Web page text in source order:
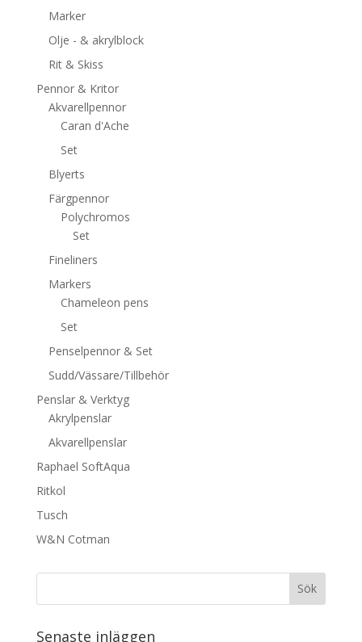
Marker
Olje - & akrylblock
Rit & Skiss
Pennor & Kritor
Akvarellpennor
Caran d'Ache
Set
Blyerts
Färgpennor
Polychromos
Set
Fineliners
Markers
Chameleon pens
Set
Penselpennor & Set
Sudd/Vässare/Tillbehör
Penslar & Verktyg
Akrylpenslar
Akvarellpenslar
Raphael SoftAqua
Ritkol
Tusch
W&N Cotman
Senaste inläggen